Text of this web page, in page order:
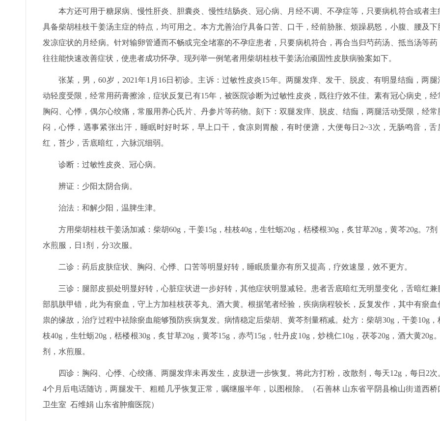
本方还可用于糖尿病、慢性肝炎、胆囊炎、慢性结肠炎、冠心病、月经不调、不孕症等，只要病机符合或者主
具备柴胡桂枝干姜汤主症的特点，均可用之。本方尤善治疗具备口苦、口干，经前胁胀、烦躁易怒，小腹、腰及下
发凉症状的月经病。针对输卵管通而不畅或完全堵塞的不孕症患者，只要病机符合，再合当归芍药汤、抵当汤等药
往往能快速改善症状，使患者成功怀孕。现列举一例笔者用柴胡桂枝干姜汤治顽固性皮肤病验案如下。
张某，男，60岁，2021年1月16日初诊。主诉：过敏性皮炎15年。两腿发痒、发干、脱皮、有明显结痂，两腿
动轻度受限，经常用药膏擦涂，症状反复已有15年，被医院诊断为过敏性皮炎，既往疗效不佳。素有冠心病史，经
胸闷、心悸，偶尔心绞痛，常服用养心氏片、丹参片等药物。刻下：双腿发痒、脱皮、结痂，两腿活动受限，经常
闷，心悸，遇事紧张出汗，睡眠时好时坏，早上口干，食凉则胃酸，有时便溏，大便每日2~3次，无肠鸣音，舌
红，苔少，舌底暗红，六脉沉细弱。
诊断：过敏性皮炎、冠心病。
辨证：少阳太阴合病。
治法：和解少阳，温脾生津。
方用柴胡桂枝干姜汤加减：柴胡60g，干姜15g，桂枝40g，生牡蛎20g，栝楼根30g，炙甘草20g，黄芩20g。7剂
水煎服，日1剂，分3次服。
二诊：药后皮肤症状、胸闷、心悸、口苦等明显好转，睡眠质量亦有所又提高，疗效速显，效不更方。
三诊：腿部皮损处明显好转，心脏症状进一步好转，其他症状明显减轻。患者舌底暗红无明显变化，舌暗红兼
部肌肤甲错，此为有瘀血，守上方加桂枝茯苓丸、酒大黄。根据笔者经验，疾病病程较长，反复发作，其中有瘀血
祟的缘故，治疗过程中祛除瘀血能够预防疾病复发。病情稳定后柴胡、黄芩剂量稍减。处方：柴胡30g，干姜10g，
枝40g，生牡蛎20g，栝楼根30g，炙甘草20g，黄芩15g，赤芍15g，牡丹皮10g，炒桃仁10g，茯苓20g，酒大黄20g
剂，水煎服。
四诊：胸闷、心悸、心绞痛、两腿发痒未再发生，皮肤进一步恢复。将此方打粉，改散剂，每天12g，每日2次
4个月后电话随访，两腿发干、粗糙几乎恢复正常，嘱继服半年，以图根除。（石善林 山东省平阴县榆山街道西桥
卫生室 石维娟 山东省肿瘤医院）